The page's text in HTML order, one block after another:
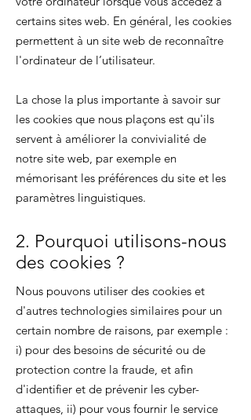
certains sites web. En général, les cookies
permettent à un site web de reconnaître
l'ordinateur de l’utilisateur.
La chose la plus importante à savoir sur
les cookies que nous plaçons est qu'ils
servent à améliorer la convivialité de
notre site web, par exemple en
mémorisant les préférences du site et les
paramètres linguistiques.
2. Pourquoi utilisons-nous
des cookies ?
Nous pouvons utiliser des cookies et
d'autres technologies similaires pour un
certain nombre de raisons, par exemple :
i) pour des besoins de sécurité ou de
protection contre la fraude, et afin
d'identifier et de prévenir les cyber-
attaques, ii) pour vous fournir le service